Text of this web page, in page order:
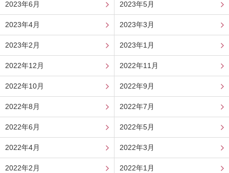
2023年6月 2023年5月
2023年4月 2023年3月
2023年2月 2023年1月
2022年12月 2022年11月
2022年10月 2022年9月
2022年8月 2022年7月
2022年6月 2022年5月
2022年4月 2022年3月
2022年2月 2022年1月